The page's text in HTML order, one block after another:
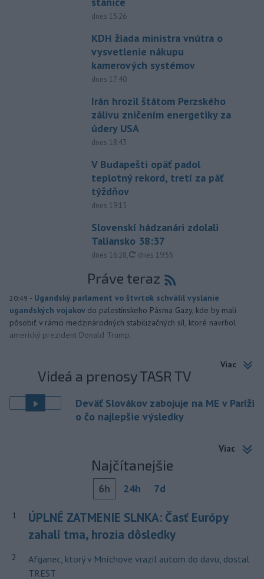
dnes 15:26
KDH žiada ministra vnútra o
vysvetlenie nákupu
kamerových systémov
dnes 17:40
Irán hrozil štátom Perzského
zálivu zničením energetiky za
údery USA
dnes 18:43
V Budapešti opäť padol
teplotný rekord, tretí za päť
týždňov
dnes 19:15
Slovenskí hádzanári zdolali
Taliansko 38:37
dnes 16:28, aktualizované
dnes 19:55
Práve teraz
20:49 - Ugandský parlament vo štvrtok schválil vyslanie
ugandských vojakov do palestínskeho Pásma Gazy, kde by mali
pôsobiť v rámci medzinárodných stabilizačných síl, ktoré navrhol
americký prezident Donald Trump.
Viac
Videá a prenosy TASR TV
Deväť Slovákov zabojuje na ME v Paríži
o čo najlepšie výsledky
Viac
Najčítanejšie
6h 24h 7d
1
ÚPLNÉ ZATMENIE SLNKA: Časť Európy
zahalí tma, hrozia dôsledky
2
Afganec, ktorý v Mníchove vrazil autom do davu, dostal
TREST